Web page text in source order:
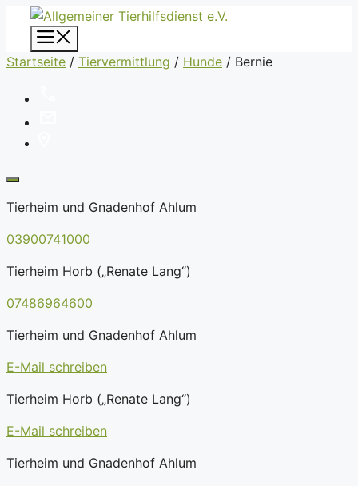
Zum
Inhalt
springen
Startseite / Tiervermittlung / Hunde / Bernie
Tierheim und Gnadenhof Ahlum
03900741000
Tierheim Horb („Renate Lang“)
07486964600
Tierheim und Gnadenhof Ahlum
E-Mail schreiben
Tierheim Horb („Renate Lang“)
E-Mail schreiben
Tierheim und Gnadenhof Ahlum